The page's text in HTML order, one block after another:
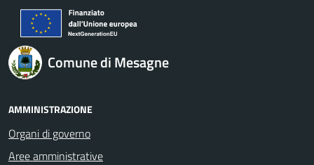
Comune di Mesagne
AMMINISTRAZIONE
Organi di governo
Aree amministrative